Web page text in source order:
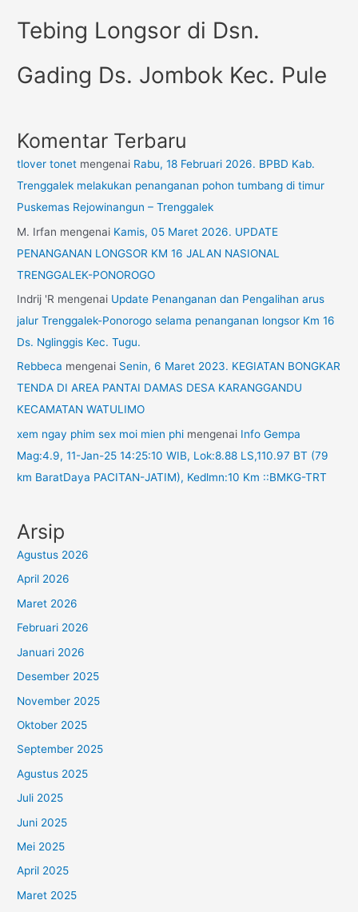
Tebing Longsor di Dsn.
Gading Ds. Jombok Kec. Pule
Komentar Terbaru
tlover tonet mengenai Rabu, 18 Februari 2026. BPBD Kab.
Trenggalek melakukan penanganan pohon tumbang di timur
Puskemas Rejowinangun – Trenggalek
M. Irfan mengenai Kamis, 05 Maret 2026. UPDATE
PENANGANAN LONGSOR KM 16 JALAN NASIONAL
TRENGGALEK-PONOROGO
Indrij 'R mengenai Update Penanganan dan Pengalihan arus
jalur Trenggalek-Ponorogo selama penanganan longsor Km 16
Ds. Nglinggis Kec. Tugu.
Rebbeca mengenai Senin, 6 Maret 2023. KEGIATAN BONGKAR
TENDA DI AREA PANTAI DAMAS DESA KARANGGANDU
KECAMATAN WATULIMO
xem ngay phim sex moi mien phi mengenai Info Gempa
Mag:4.9, 11-Jan-25 14:25:10 WIB, Lok:8.88 LS,110.97 BT (79
km BaratDaya PACITAN-JATIM), Kedlmn:10 Km ::BMKG-TRT
Arsip
Agustus 2026
April 2026
Maret 2026
Februari 2026
Januari 2026
Desember 2025
November 2025
Oktober 2025
September 2025
Agustus 2025
Juli 2025
Juni 2025
Mei 2025
April 2025
Maret 2025